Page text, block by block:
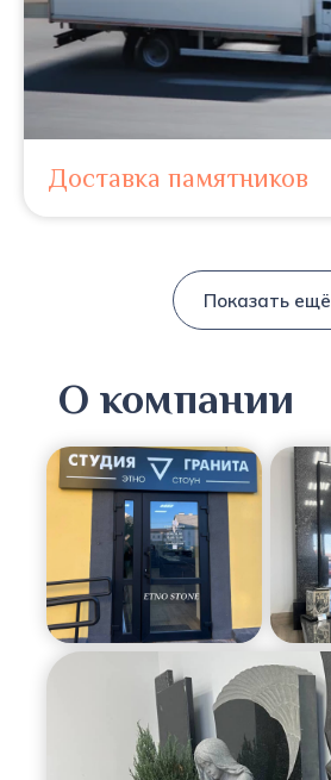
Доставка памятников
Показать ещё
О компании